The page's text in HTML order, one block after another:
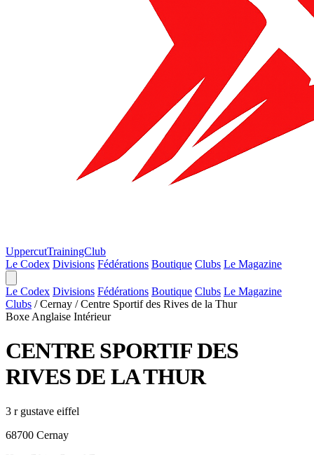
UppercutTrainingClub
Le Codex Divisions Fédérations Boutique Clubs Le Magazine
Le Codex Divisions Fédérations Boutique Clubs Le Magazine
Clubs / Cernay / Centre Sportif des Rives de la Thur
Boxe Anglaise Intérieur
CENTRE SPORTIF DES
RIVES DE LA THUR
3 r gustave eiffel
68700 Cernay